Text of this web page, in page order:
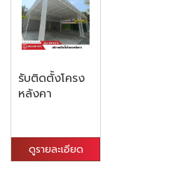
รับติดตั้งโครง
หลังคา
ดูรายละเอียด